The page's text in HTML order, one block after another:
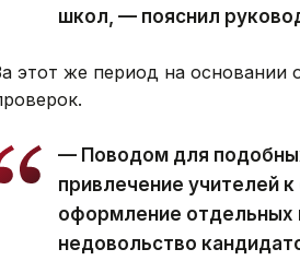
школ, — пояснил
этот же период на основании
— Поводом для
привлечение учителей
оформление отдельных
недовольство